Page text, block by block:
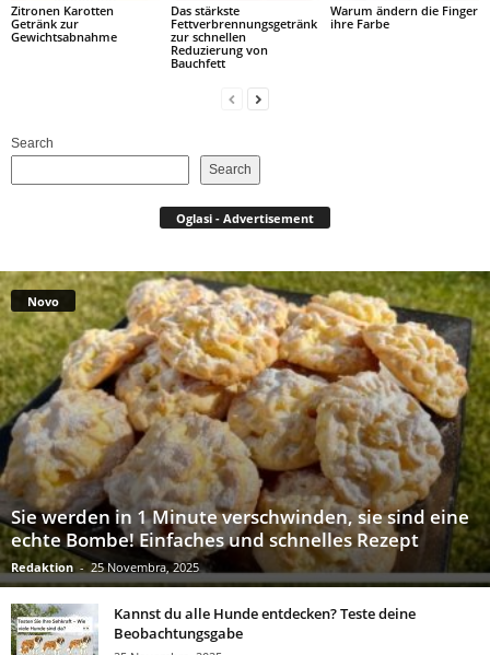
Zitronen Karotten
Getränk zur
Gewichtsabnahme
Das stärkste
Fettverbrennungsgetränk
zur schnellen
Reduzierung von
Bauchfett
Warum ändern die Finger
ihre Farbe
Search
Search
Oglasi - Advertisement
Novo
Sie werden in 1 Minute verschwinden, sie sind eine
echte Bombe! Einfaches und schnelles Rezept
Redaktion - 25 Novembra, 2025
Kannst du alle Hunde entdecken? Teste deine
Beobachtungsgabe